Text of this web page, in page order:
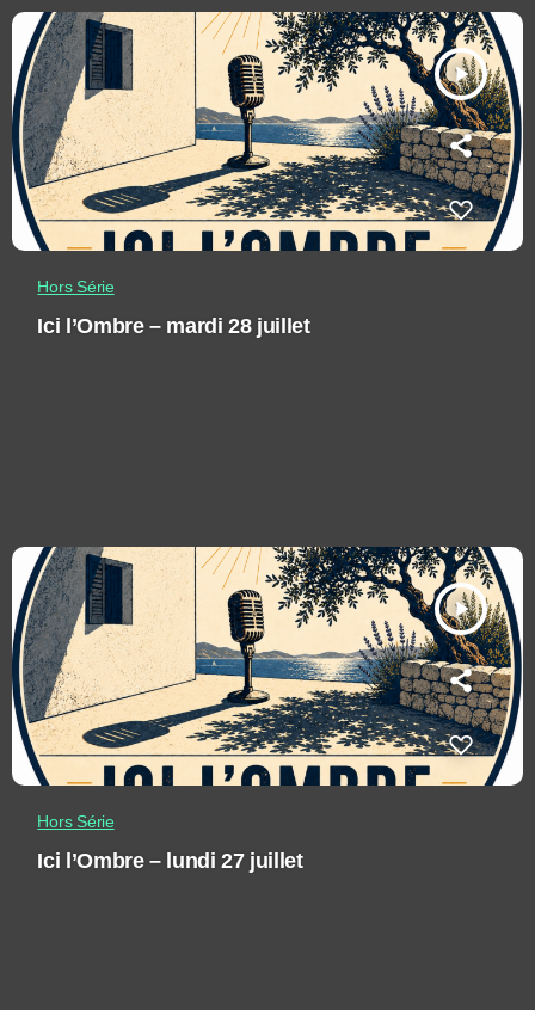
play_arrow
Hors Série
Ici l’Ombre – mardi 28 juillet
play_arrow
Hors Série
Ici l’Ombre – lundi 27 juillet